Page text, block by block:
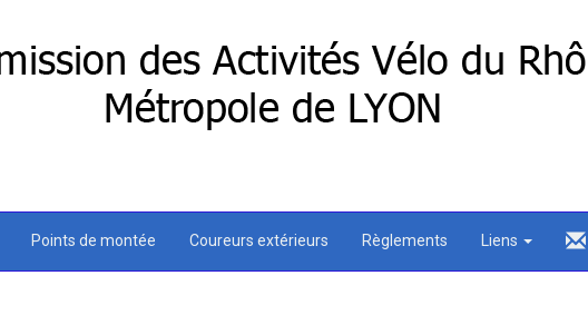
Points de montée Coureurs extérieurs Règlements Liens